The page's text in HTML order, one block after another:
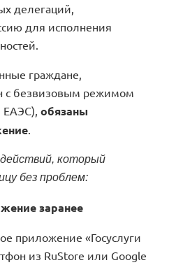
делегаций,
для исполнения
граждане,
с безвизовым режимом
обязаны
который
без проблем:
заранее
приложение «Госуслуги
из RuStore или Google